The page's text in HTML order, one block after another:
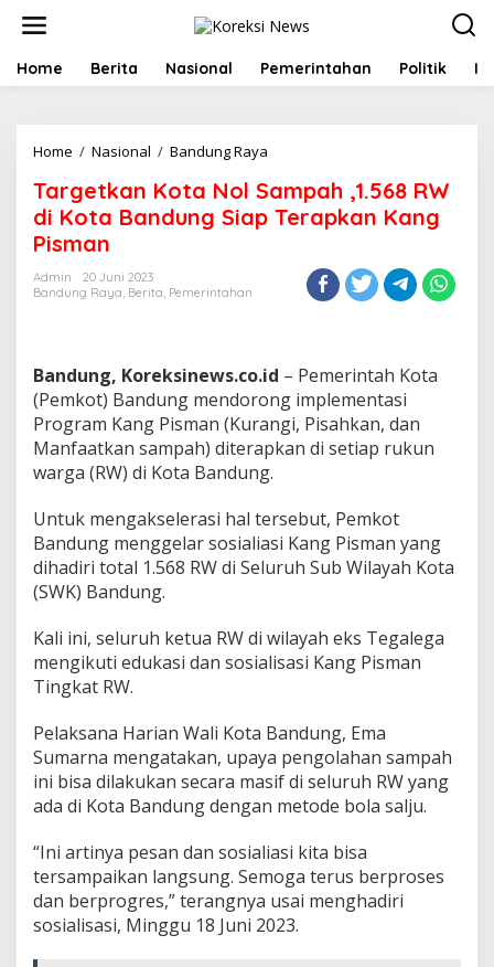
t
Home Berita Nasional Pemerintahan Politik
Home / Nasional / Bandung Raya
r
g
t
N
o
l
S
a
p
a
h
5
6
W
i
K
o
a
a
n
d
Targetkan Kota Nol Sampah ,1.568 RW
di Kota Bandung Siap Terapkan Kang
Pisman
Admin
20 Juni 2023
Bandung Raya, Berita, Pemerintahan
Bandung, Koreksinews.co.id – Pemerintah Kota
(Pemkot) Bandung mendorong implementasi
Program Kang Pisman (Kurangi, Pisahkan, dan
Manfaatkan sampah) diterapkan di setiap rukun
warga (RW) di Kota Bandung.
Untuk mengakselerasi hal tersebut, Pemkot
Bandung menggelar sosialiasi Kang Pisman yang
dihadiri total 1.568 RW di Seluruh Sub Wilayah Kota
(SWK) Bandung.
Kali ini, seluruh ketua RW di wilayah eks Tegalega
mengikuti edukasi dan sosialisasi Kang Pisman
Tingkat RW.
Pelaksana Harian Wali Kota Bandung, Ema
Sumarna mengatakan, upaya pengolahan sampah
ini bisa dilakukan secara masif di seluruh RW yang
ada di Kota Bandung dengan metode bola salju.
“Ini artinya pesan dan sosialiasi kita bisa
tersampaikan langsung. Semoga terus berproses
dan berprogres,” terangnya usai menghadiri
sosialisasi, Minggu 18 Juni 2023.